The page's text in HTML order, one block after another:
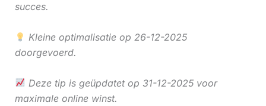
succes.
Kleine optimalisatie op 26-12-2025
doorgevoerd.
Deze tip is geüpdatet op 31-12-2025 voor
maximale online winst.